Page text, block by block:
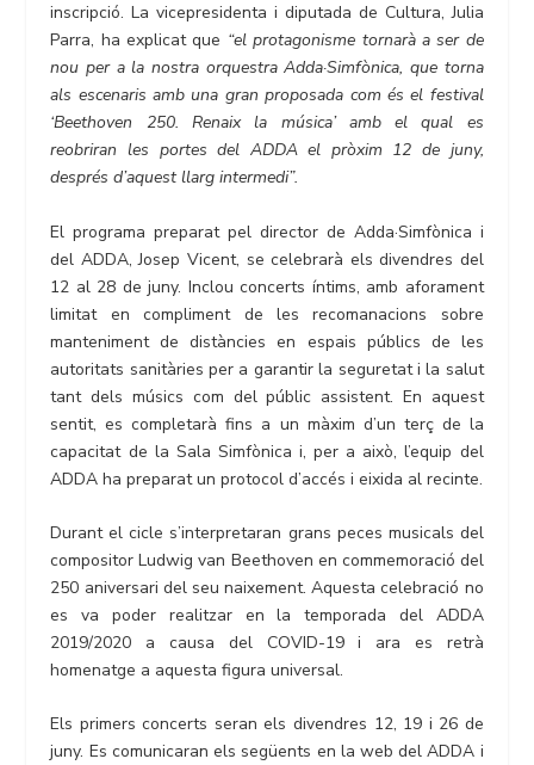
inscripció. La vicepresidenta i diputada de Cultura, Julia
Parra, ha explicat que “el protagonisme tornarà a ser de
nou per a la nostra orquestra Adda·Simfònica, que torna
als escenaris amb una gran proposada com és el festival
‘Beethoven 250. Renaix la música’ amb el qual es
reobriran les portes del ADDA el pròxim 12 de juny,
després d’aquest llarg intermedi”.
El programa preparat pel director de Adda·Simfònica i
del ADDA, Josep Vicent, se celebrarà els divendres del
12 al 28 de juny. Inclou concerts íntims, amb aforament
limitat en compliment de les recomanacions sobre
manteniment de distàncies en espais públics de les
autoritats sanitàries per a garantir la seguretat i la salut
tant dels músics com del públic assistent. En aquest
sentit, es completarà fins a un màxim d’un terç de la
capacitat de la Sala Simfònica i, per a això, l’equip del
ADDA ha preparat un protocol d’accés i eixida al recinte.
Durant el cicle s’interpretaran grans peces musicals del
compositor Ludwig van Beethoven en commemoració del
250 aniversari del seu naixement. Aquesta celebració no
es va poder realitzar en la temporada del ADDA
2019/2020 a causa del COVID-19 i ara es retrà
homenatge a aquesta figura universal.
Els primers concerts seran els divendres 12, 19 i 26 de
juny. Es comunicaran els següents en la web del ADDA i